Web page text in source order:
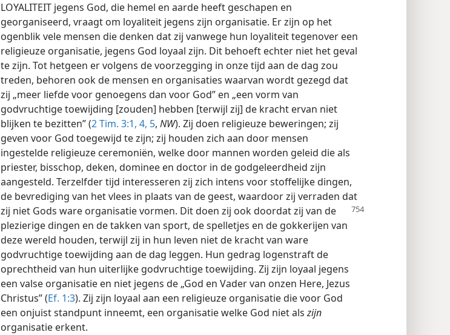
LOYALITEIT jegens God, die hemel en aarde heeft geschapen en
georganiseerd, vraagt om loyaliteit jegens zijn organisatie. Er zijn op het
ogenblik vele mensen die denken dat zij vanwege hun loyaliteit tegenover een
religieuze organisatie, jegens God loyaal zijn. Dit behoeft echter niet het geval
te zijn. Tot hetgeen er volgens de voorzegging in onze tijd aan de dag zou
treden, behoren ook de mensen en organisaties waarvan wordt gezegd dat
zij „meer liefde voor genoegens dan voor God” en „een vorm van
godvruchtige toewijding [zouden] hebben [terwijl zij] de kracht ervan niet
blijken te bezitten” (2 Tim. 3:1, 4, 5, NW). Zij doen religieuze beweringen; zij
geven voor God toegewijd te zijn; zij houden zich aan door mensen
ingestelde religieuze ceremoniën, welke door mannen worden geleid die als
priester, bisschop, deken, dominee en doctor in de godgeleerdheid zijn
aangesteld. Terzelfder tijd interesseren zij zich intens voor stoffelijke dingen,
de bevrediging van het vlees in plaats van de geest, waardoor zij verraden dat
zij niet Gods ware organisatie vormen. Dit doen zij ook doordat zij van de
plezierige dingen en de takken van sport, de spelletjes en de gokkerijen van
deze wereld houden, terwijl zij in hun leven niet de kracht van ware
godvruchtige toewijding aan de dag leggen. Hun gedrag logenstraft de
oprechtheid van hun uiterlijke godvruchtige toewijding. Zij zijn loyaal jegens
een valse organisatie en niet jegens de „God en Vader van onzen Here, Jezus
Christus” (Ef. 1:3). Zij zijn loyaal aan een religieuze organisatie die voor God
een onjuist standpunt inneemt, een organisatie welke God niet alszijn
organisatie erkent.